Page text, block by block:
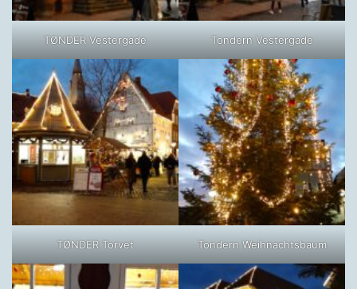
TØNDER Vestergade Tondern Vestergade
TØNDER Torvet Tondern Weihnachtsbaum